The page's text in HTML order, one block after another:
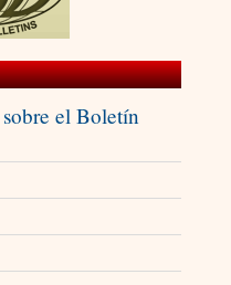
el Boletín